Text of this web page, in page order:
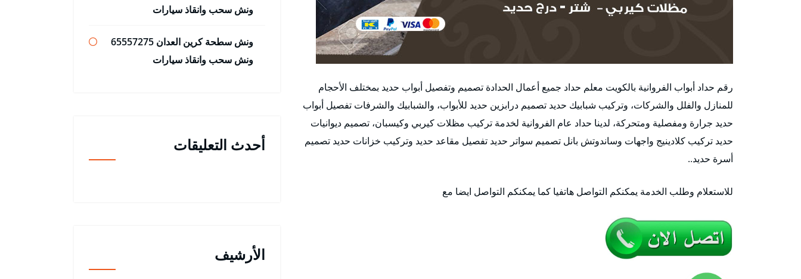
رقم حداد أبواب الفروانية بالكويت معلم حداد جميع أعمال الحدادة تصميم وتفصيل أبواب حديد بمختلف الأحجام
للمنازل والفلل والشركات، وتركيب شبابيك حديد تصميم درابزين حديد للأبواب، والشبابيك والشرفات تفصيل أبواب
حديد جرارة ومفصلية ومتحركة، لدينا حداد عام الفروانية لخدمة تركيب مظلات كيربي وكيسبان، تصميم ديوانيات
حديد تركيب كلادينيج واجهات وساندوتش بانل تصميم سواتر حديد تفصيل مقاعد حديد وتركيب خزانات حديد تصميم
أسرة حديد..
للاستعلام وطلب الخدمة يمكنكم التواصل هاتفيا كما يمكنكم التواصل ايضا مع
ونش سحب وانقاذ سيارات
ونش سطحة كرين العدان 65557275
ونش سحب وانقاذ سيارات
أحدث التعليقات
الأرشيف